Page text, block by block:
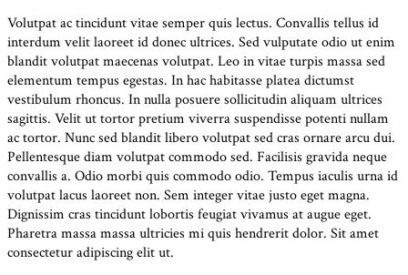
Volutpat ac tincidunt vitae semper quis lectus. Convallis tellus id
interdum velit laoreet id donec ultrices. Sed vulputate odio ut enim
blandit volutpat maecenas volutpat. Leo in vitae turpis massa sed
elementum tempus egestas. In hac habitasse platea dictumst
vestibulum rhoncus. In nulla posuere sollicitudin aliquam ultrices
sagittis. Velit ut tortor pretium viverra suspendisse potenti nullam
ac tortor. Nunc sed blandit libero volutpat sed cras ornare arcu dui.
Pellentesque diam volutpat commodo sed. Facilisis gravida neque
convallis a. Odio morbi quis commodo odio. Tempus iaculis urna id
volutpat lacus laoreet non. Sem integer vitae justo eget magna.
Dignissim cras tincidunt lobortis feugiat vivamus at augue eget.
Pharetra massa massa ultricies mi quis hendrerit dolor. Sit amet
consectetur adipiscing elit ut.